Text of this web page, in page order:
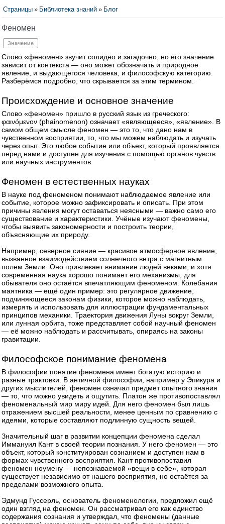
Страницы » Библиотека знаний » Блог
Феномен
Значение
Слово «феномен» звучит солидно и загадочно, но его значение
зависит от контекста — оно может обозначать и природное
явление, и выдающегося человека, и философскую категорию.
Разберёмся подробно, что скрывается за этим термином.
Происхождение и основное значение
Слово «феномен» пришло в русский язык из греческого:
φαινόμενον (phainomenon) означает «являющееся», «явление». В
самом общем смысле феномен — это то, что дано нам в
чувственном восприятии, то, что мы можем наблюдать и изучать
через опыт. Это любое событие или объект, который проявляется
перед нами и доступен для изучения с помощью органов чувств
или научных инструментов.
Феномен в естественных науках
В науке под феноменом понимают наблюдаемое явление или
событие, которое можно зафиксировать и описать. При этом
причины явления могут оставаться неясными — важно само его
существование и характеристики. Учёные изучают феномены,
чтобы выявить закономерности и построить теории,
объясняющие их природу.
Например, северное сияние — красивое атмосферное явление,
вызванное взаимодействием солнечного ветра с магнитным
полем Земли. Оно привлекает внимание людей веками, и хотя
современная наука хорошо понимает его механизмы, для
обывателя оно остаётся впечатляющим феноменом. Колебания
маятника — ещё один пример: это регулярное движение,
подчиняющееся законам физики, которое можно наблюдать,
измерять и использовать для иллюстрации фундаментальных
принципов механики. Траектория движения Луны вокруг Земли,
или лунная орбита, тоже представляет собой научный феномен
— её можно наблюдать и рассчитывать, опираясь на законы
гравитации.
Философское понимание феномена
В философии понятие феномена имеет богатую историю и
разные трактовки. В античной философии, например у Эпикура и
других мыслителей, феномен означал предмет опытного знания
— то, что можно увидеть и ощутить. Платон же противопоставлял
феноменальный мир миру идей. Для него феномен был лишь
отражением высшей реальности, менее ценным по сравнению с
идеями, которые составляют подлинную сущность вещей.
Значительный шаг в развитии концепции феномена сделал
Иммануил Кант в своей теории познания. У него феномен — это
объект, который конституирован сознанием и доступен нам в
формах чувственного восприятия. Кант противопоставил
феномен ноумену — непознаваемой «вещи в себе», которая
существует независимо от нашего восприятия, но остаётся за
пределами возможного опыта.
Эдмунд Гуссерль, основатель феноменологии, предложил ещё
один взгляд на феномен. Он рассматривал его как единство
содержания сознания и утверждал, что феномены (данные